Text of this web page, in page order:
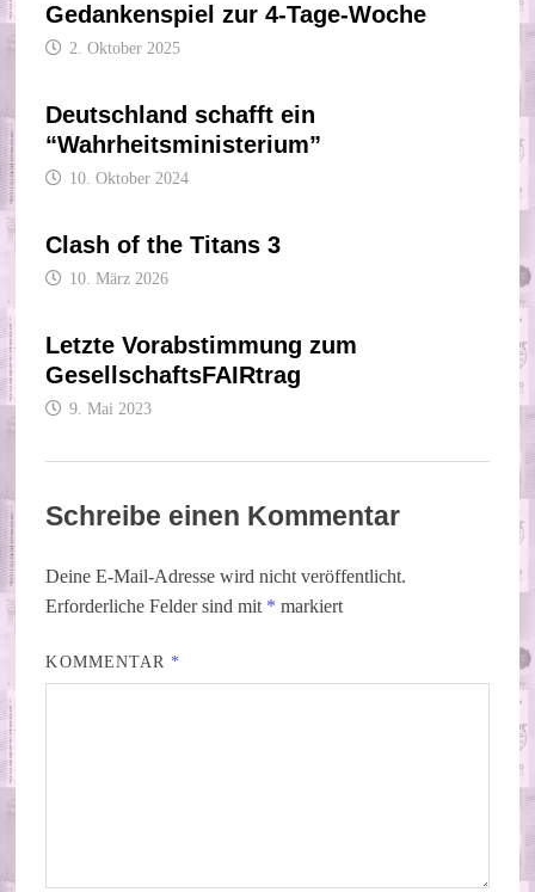
Gedankenspiel zur 4-Tage-Woche
2. Oktober 2025
Deutschland schafft ein
“Wahrheitsministerium”
10. Oktober 2024
Clash of the Titans 3
10. März 2026
Letzte Vorabstimmung zum
GesellschaftsFAIRtrag
9. Mai 2023
Schreibe einen Kommentar
Deine E-Mail-Adresse wird nicht veröffentlicht.
Erforderliche Felder sind mit * markiert
KOMMENTAR *